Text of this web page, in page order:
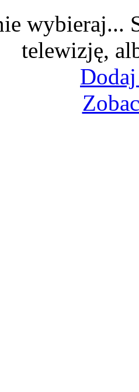
wybieraj...
telewizję,